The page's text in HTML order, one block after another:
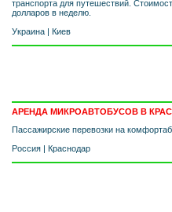
транспорта для путешествий.
долларов в неделю.
Украина
Киев
АРЕНДА МИКРОАВТОБУСОВ В
Пассажирские перевозки на
Россия
Краснодар